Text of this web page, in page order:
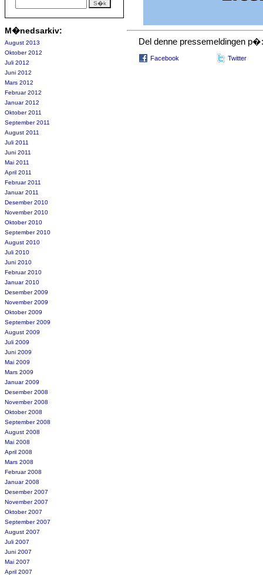
M�nedsarkiv:
August 2013
Oktober 2012
Juli 2012
Juni 2012
Mars 2012
Februar 2012
Januar 2012
Oktober 2011
September 2011
August 2011
Juli 2011
Juni 2011
Mai 2011
April 2011
Februar 2011
Januar 2011
Desember 2010
November 2010
Oktober 2010
September 2010
August 2010
Juli 2010
Juni 2010
Februar 2010
Januar 2010
Desember 2009
November 2009
Oktober 2009
September 2009
August 2009
Juli 2009
Juni 2009
Mai 2009
Mars 2009
Januar 2009
Desember 2008
November 2008
Oktober 2008
September 2008
August 2008
Mai 2008
April 2008
Mars 2008
Februar 2008
Januar 2008
Desember 2007
November 2007
Oktober 2007
September 2007
August 2007
Juli 2007
Juni 2007
Mai 2007
April 2007
Del denne pressemeldingen p�:
Facebook Twitter